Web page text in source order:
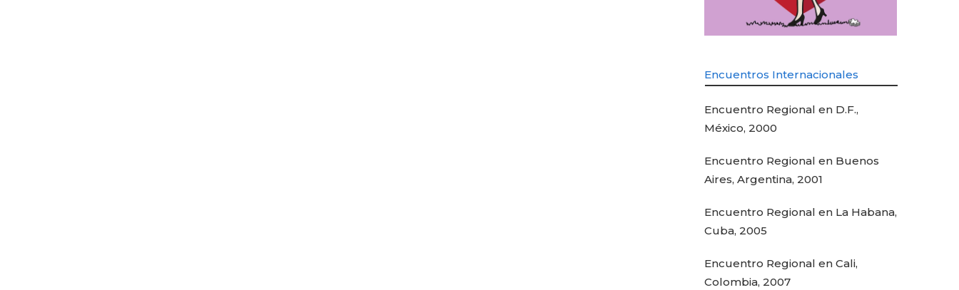
Encuentros Internacionales
Encuentro Regional en D.F.,
México, 2000
Encuentro Regional en Buenos
Aires, Argentina, 2001
Encuentro Regional en La Habana,
Cuba, 2005
Encuentro Regional en Cali,
Colombia, 2007